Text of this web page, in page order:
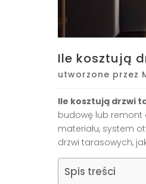
Ile kosztują
utworzone przez
Ile kosztują drzwi
budowę lub remont
materiału, system
drzwi tarasowych,
Spis treści